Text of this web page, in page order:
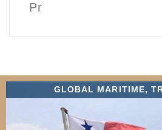
Pr
GLOBAL MARITIME,